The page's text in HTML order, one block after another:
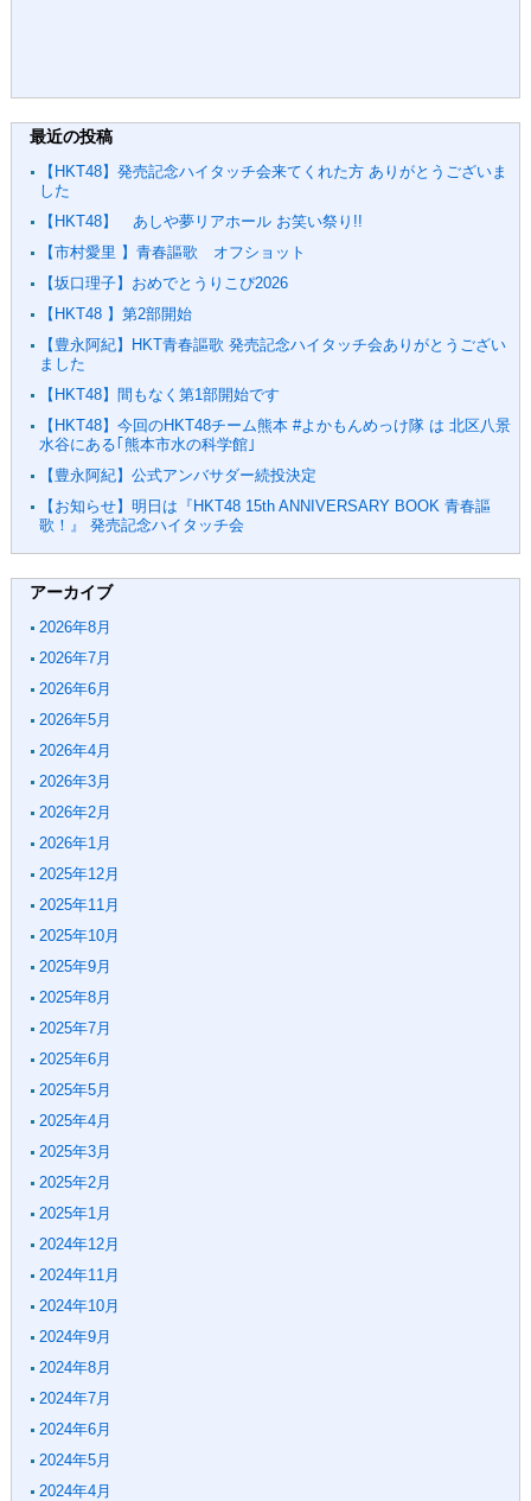
最近の投稿
【HKT48】発売記念ハイタッチ会来てくれた方 ありがとうございま
した
【HKT48】 あしや夢リアホール お笑い祭り!!
【市村愛里 】青春謳歌 オフショット
【坂口理子】おめでとうりこぴ2026
【HKT48 】第2部開始
【豊永阿紀】HKT青春謳歌 発売記念ハイタッチ会ありがとうござい
ました
【HKT48】間もなく第1部開始です
【HKT48】今回のHKT48チーム熊本 #よかもんめっけ隊 は 北区八景
水谷にある｢熊本市水の科学館｣
【豊永阿紀】公式アンバサダー続投決定
【お知らせ】明日は『HKT48 15th ANNIVERSARY BOOK 青春謳
歌！』 発売記念ハイタッチ会
アーカイブ
2026年8月
2026年7月
2026年6月
2026年5月
2026年4月
2026年3月
2026年2月
2026年1月
2025年12月
2025年11月
2025年10月
2025年9月
2025年8月
2025年7月
2025年6月
2025年5月
2025年4月
2025年3月
2025年2月
2025年1月
2024年12月
2024年11月
2024年10月
2024年9月
2024年8月
2024年7月
2024年6月
2024年5月
2024年4月